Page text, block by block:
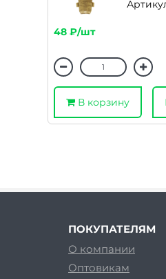
48 ₽/шт
В корзину
ПОКУПАТЕЛЯМ
О компании
Оптовикам